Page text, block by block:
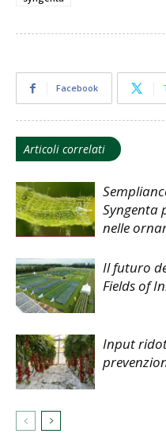
Facebook
Articoli correlati
Syngenta
nelle
Il futuro
Fields of
Input